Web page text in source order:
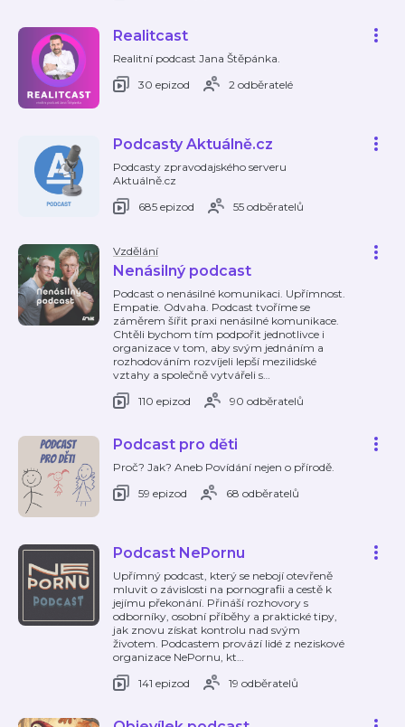
Realitcast
Realitní podcast Jana Štěpánka.
30 epizod
2 odběratelé
Podcasty Aktuálně.cz
Podcasty zpravodajského serveru
Aktuálně.cz
685 epizod
55 odběratelů
Vzdělání
Nenásilný podcast
Podcast o nenásilné komunikaci. Upřímnost.
Empatie. Odvaha. Podcast tvoříme se
záměrem šířit praxi nenásilné komunikace.
Chtěli bychom tím podpořit jednotlivce i
organizace v tom, aby svým jednáním a
rozhodováním rozvíjeli lepší mezilidské
vztahy a společně vytvářeli s…
110 epizod
90 odběratelů
Podcast pro děti
Proč? Jak? Aneb Povídání nejen o přírodě.
59 epizod
68 odběratelů
Podcast NePornu
Upřímný podcast, který se nebojí otevřeně
mluvit o závislosti na pornografii a cestě k
jejímu překonání. Přináší rozhovory s
odborníky, osobní příběhy a praktické tipy,
jak znovu získat kontrolu nad svým
životem. Podcastem provází lidé z neziskové
organizace NePornu, kt…
141 epizod
19 odběratelů